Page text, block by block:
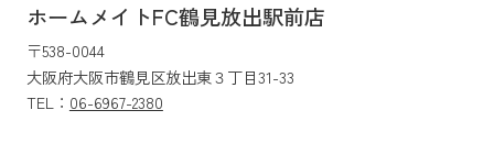
ホームメイトFC鶴見放出駅前店
〒538-0044
大阪府大阪市鶴見区放出東３丁目31-33
TEL： 06-6967-2380